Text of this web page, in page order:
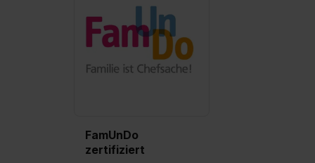
FamUnDo
zertifiziert